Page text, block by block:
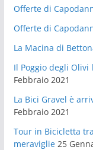
Offerte di
Offerte di
La Macina di
Il Poggio degli Olivi
Febbraio 2021
La Bici Gravel è
Febbraio 2021
Tour in Bicicletta
meraviglie 25